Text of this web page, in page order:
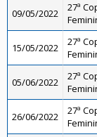
09/05/2022
27ª
15/05/2022
27ª
05/06/2022
27ª
26/06/2022
27ª